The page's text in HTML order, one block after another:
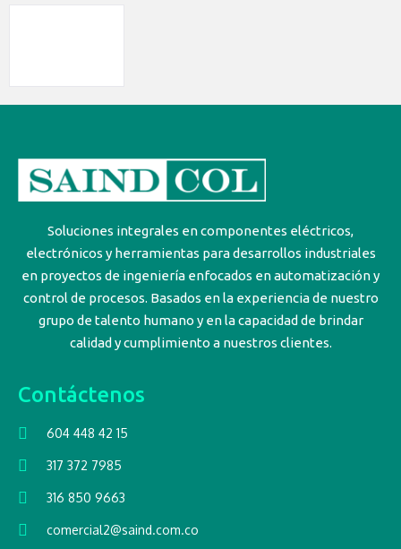
Soluciones integrales en componentes eléctricos,
electrónicos y herramientas para desarrollos industriales
en proyectos de ingeniería enfocados en automatización y
control de procesos. Basados en la experiencia de nuestro
grupo de talento humano y en la capacidad de brindar
calidad y cumplimiento a nuestros clientes.
Contáctenos
604 448 42 15
317 372 7985
316 850 9663
comercial2@saind.com.co